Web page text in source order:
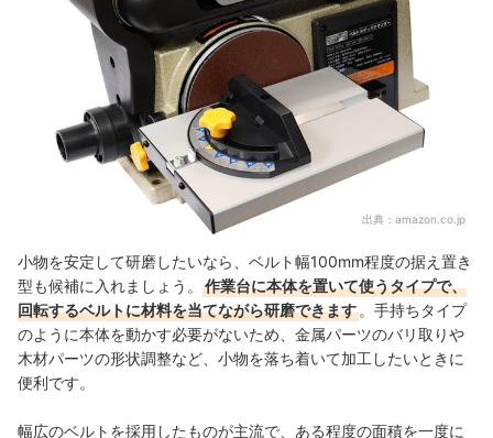
出典： amazon.co.jp
小物を安定して研磨したいなら、ベルト幅100mm程度の据え置き
型も候補に入れましょう。
作業台に本体を置いて使うタイプで、
回転するベルトに材料を当てながら研磨できます 。手持ちタイプ
のように本体を動かす必要がないため、金属パーツのバリ取りや
木材パーツの形状調整など、小物を落ち着いて加工したいときに
便利です。
幅広のベルトを採用したものが主流で、ある程度の面積を一度に